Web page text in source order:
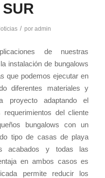
/ poradmin
de nuestras
instalación de bungalows
que podemos ejecutar en
diferentes materiales y
proyecto adaptando el
del cliente
bungalows con un
tipo de casas de playa
acabados y todas las
en ambos casos es
permite reducir los